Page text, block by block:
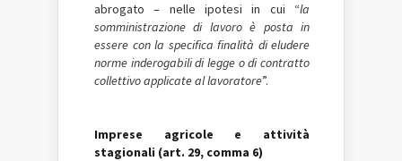
abrogato – nelle ipotesi in cui “la
somministrazione di lavoro è posta in
essere con la specifica finalità di eludere
norme inderogabili di legge o di contratto
collettivo applicate al lavoratore”.
Imprese agricole e attività
stagionali (art. 29, comma 6)